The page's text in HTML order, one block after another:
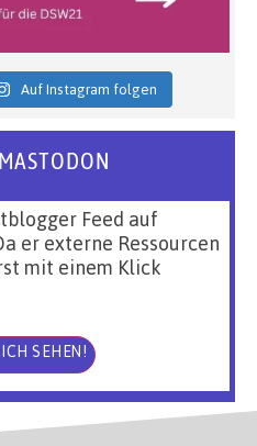
Auf Instagram folgen
Feed auf
er externe Ressourcen
mit einem Klick
SEHEN!